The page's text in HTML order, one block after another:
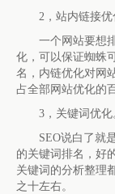
2，站内链接优
一个网站要想排
化，可以保证蜘蛛
名，内链优化对网
占全部网站优化的
3，关键词优化
SEO说白了就是
的关键词排名，好
关键词的分析整理
之十左右。